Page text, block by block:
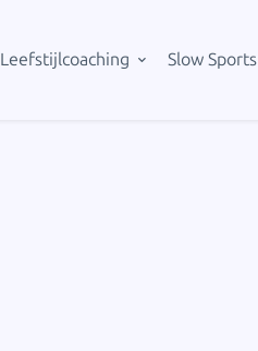
Leefstijlcoaching Slow Sports